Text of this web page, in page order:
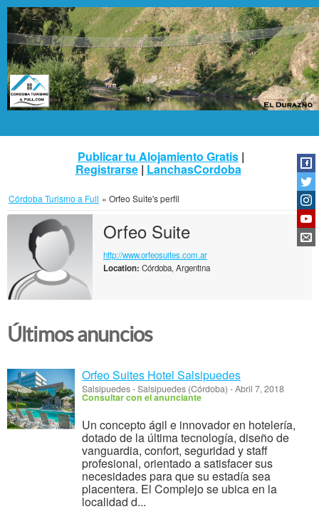
Publicar tu Alojamiento Gratis |
Registrarse| LanchasCordoba
Córdoba Turismo a Full » Orfeo Suite's perfil
Orfeo Suite
http://www.orfeosuites.com.ar
Location: Córdoba, Argentina
Últimos anuncios
Orfeo Suites Hotel Salsipuedes
Salsipuedes-Salsipuedes (Córdoba) -Abril 7, 2018
Consultar con el anunciante
Un concepto ágil e innovador en hotelería,
dotado de la última tecnología, diseño de
vanguardia, confort, seguridad y staff
profesional, orientado a satisfacer sus
necesidades para que su estadía sea
placentera. El Complejo se ubica en la
localidad d...